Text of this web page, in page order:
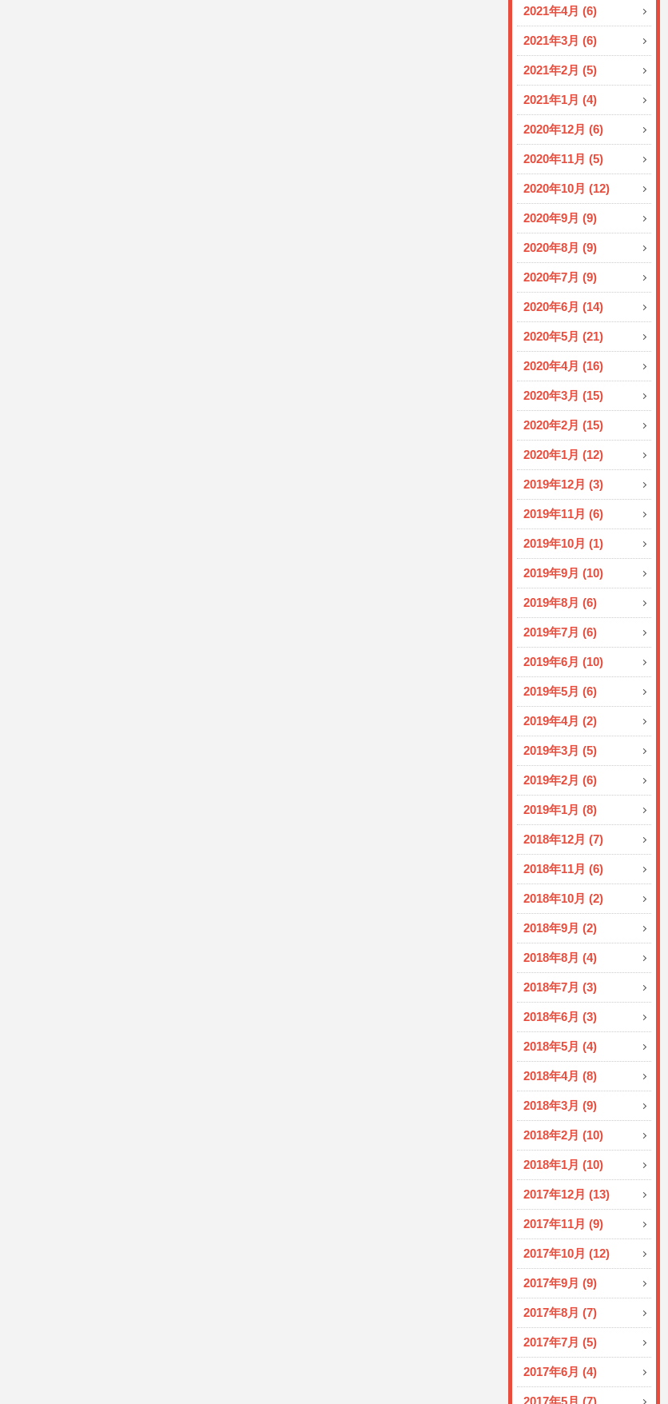
2021年4月 (6)
2021年3月 (6)
2021年2月 (5)
2021年1月 (4)
2020年12月 (6)
2020年11月 (5)
2020年10月 (12)
2020年9月 (9)
2020年8月 (9)
2020年7月 (9)
2020年6月 (14)
2020年5月 (21)
2020年4月 (16)
2020年3月 (15)
2020年2月 (15)
2020年1月 (12)
2019年12月 (3)
2019年11月 (6)
2019年10月 (1)
2019年9月 (10)
2019年8月 (6)
2019年7月 (6)
2019年6月 (10)
2019年5月 (6)
2019年4月 (2)
2019年3月 (5)
2019年2月 (6)
2019年1月 (8)
2018年12月 (7)
2018年11月 (6)
2018年10月 (2)
2018年9月 (2)
2018年8月 (4)
2018年7月 (3)
2018年6月 (3)
2018年5月 (4)
2018年4月 (8)
2018年3月 (9)
2018年2月 (10)
2018年1月 (10)
2017年12月 (13)
2017年11月 (9)
2017年10月 (12)
2017年9月 (9)
2017年8月 (7)
2017年7月 (5)
2017年6月 (4)
2017年5月 (7)